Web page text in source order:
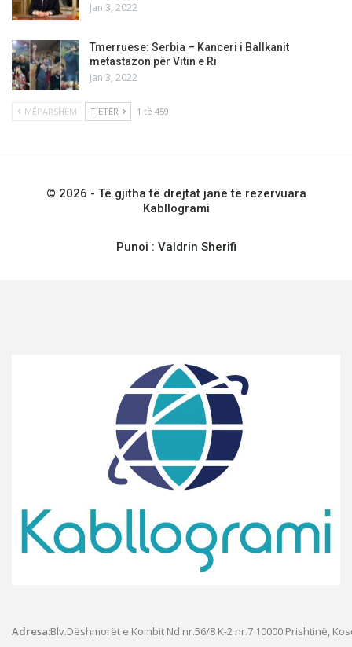
Jan 3, 2022
Tmerruese: Serbia – Kanceri i Ballkanit
metastazon për Vitin e Ri
Jan 3, 2022
MËPARSHËM TJETËR 1 të 459
© 2026 - Të gjitha të drejtat janë të rezervuara
Kabllogrami
Punoi : Valdrin Sherifi
Adresa:Blv.Dëshmorët e Kombit Nd.nr.56/8 K-2 nr.7 10000 Prishtinë,